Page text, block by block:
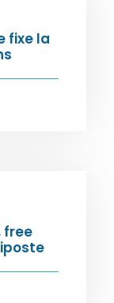
fixe la
free